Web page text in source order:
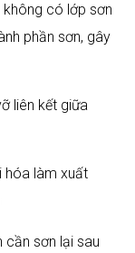
có lớp sơn
phần sơn, gây
liên kết giữa
hóa làm xuất
cần sơn lại sau